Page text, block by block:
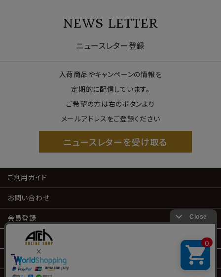
NEWS LETTER
ニュースレター登録
入荷商品やキャンペーンの情報を
定期的に配信しています。
ご希望の方は右のボタンより
メールアドレスをご登録ください
ニュースレターを受け取る
ご利用ガイド
お問い合わせ
会員登録
会員サービス
特定商取引